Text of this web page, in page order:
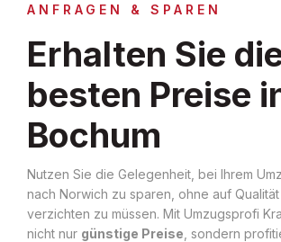
ANFRAGEN & SPAREN
Erhalten Sie
besten Preise
Bochum
Nutzen Sie die Gelegenheit, bei Ihrem
nach Norwich zu sparen, ohne auf
verzichten zu müssen. Mit Umzugsprofi
nicht nur günstige Preise , sondern